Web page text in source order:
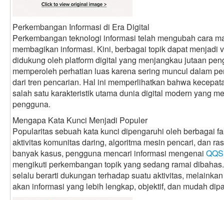
Perkembangan Informasi di Era Digital
Perkembangan teknologi informasi telah mengubah cara
membagikan informasi. Kini, berbagai topik dapat menjadi
didukung oleh platform digital yang menjangkau jutaan
memperoleh perhatian luas karena sering muncul dalam
dari tren pencarian. Hal ini memperlihatkan bahwa
salah satu karakteristik utama dunia digital modern yang
pengguna.
Mengapa Kata Kunci Menjadi Populer
Popularitas sebuah kata kunci dipengaruhi oleh berbagai
aktivitas komunitas daring, algoritma mesin pencari, dan
banyak kasus, pengguna mencari informasi mengenai
mengikuti perkembangan topik yang sedang ramai
selalu berarti dukungan terhadap suatu aktivitas,
akan informasi yang lebih lengkap, objektif, dan mudah